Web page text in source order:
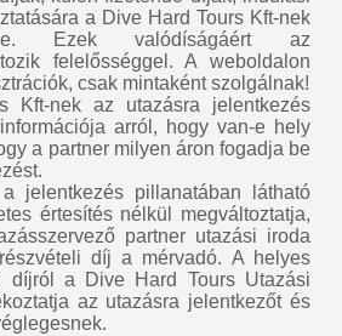
a Dive Hard Tours Kft-nek
Ezek valódíságáért az
felelősséggel. A weboldalon
csak mintaként szolgálnak!
Kft-nek az utazásra jelentkezés
arról, hogy van-e hely
a partner milyen áron fogadja be
jelentkezés pillanatában látható
értesítés nélkül megváltoztatja,
partner utazási iroda
díj a mérvadó. A helyes
díjról a Dive Hard Tours Utazási
az utazásra jelentkezőt és